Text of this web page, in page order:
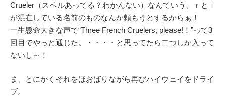
Crueler（スペルあってる？わかんない）なんていう、ｒとｌ
が混在している名前のものなんか頼もうとするからぁ！
一生懸命大きな声で“Three French Cruelers, please!！”って3
回目でやっと通じた。・・・・と思ってたら二つしか入って
ないし～！
ま、とにかくそれをほおばりながら再びハイウェイをドライ
ブ。